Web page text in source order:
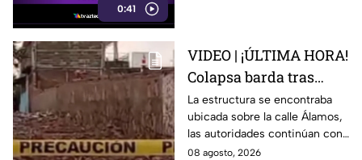
0:41
VIDEO | ¡ÚLTIMA HORA!
Colapsa barda tras
intensa lluvia en León;
¿hay personas
lesionadas?
La estructura se encontraba
ubicada sobre la calle Álamos,
las autoridades continúan con
las investigaciones.
08 agosto, 2026